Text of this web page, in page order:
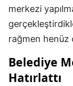
merkezi
rağmen henüz
Belediye
Hatırlattı